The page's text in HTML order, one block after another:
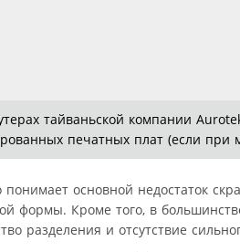
тайваньской компании
печатных плат (если
понимает основной недостаток
формы. Кроме того, в
разделения и отсутствие